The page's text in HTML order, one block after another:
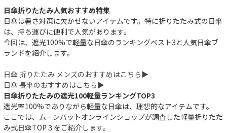
日傘折りたたみ人気おすすめ特集
日傘は暑さ対策に欠かせないアイテムです。特に折りたたみ式の日傘
は、持ち運びに便利で人気があります。
今回は、遮光100%で軽量な日傘のランキングベスト3と人気日傘ブ
ランドを紹介します。
日傘 折りたたみ メンズのおすすめはこちら▶︎
日傘 長傘のおすすめはこちら▶︎
日傘折りたたみの遮光100軽量ランキングTOP3
遮光率100%でありながら軽量な日傘は、理想的なアイテムです。
ここでは、ムーンバットオンラインショップが調査した軽量折りたた
み式日傘TOP３をご紹介します。